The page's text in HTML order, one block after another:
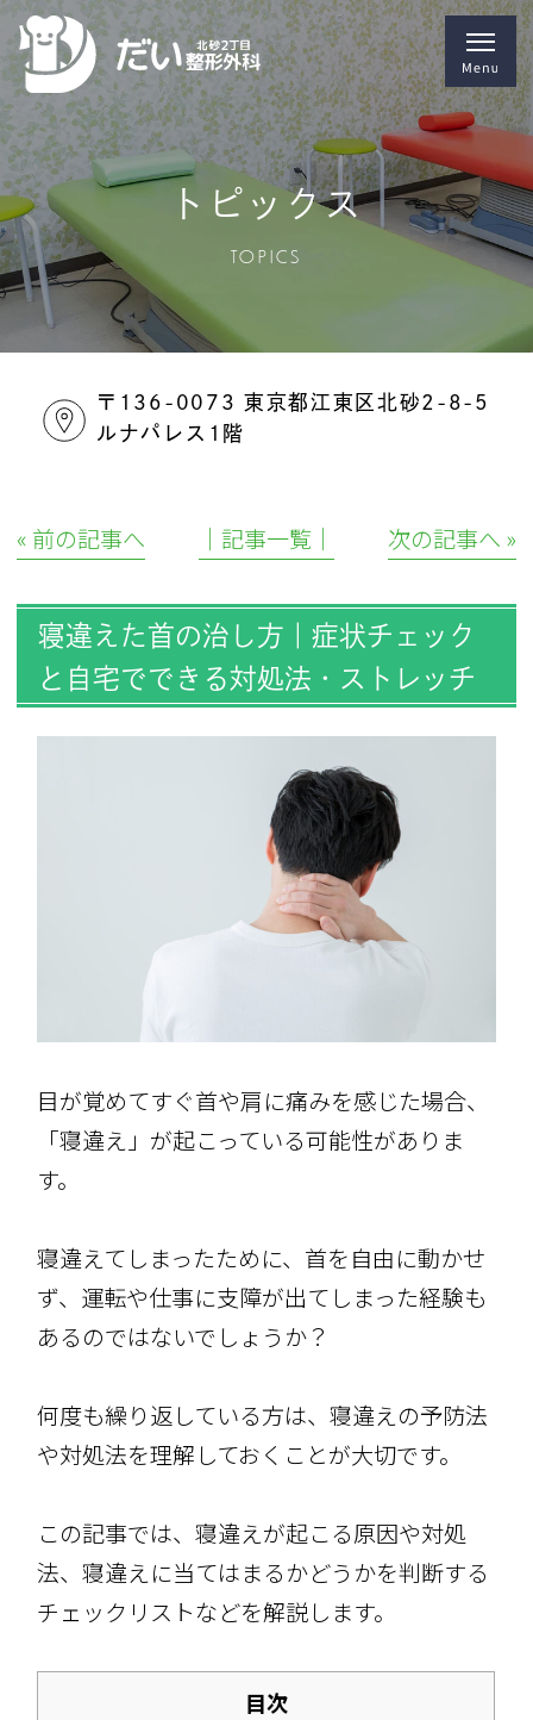
トピックス
TOPICS
〒136-0073 東京都江東区北砂2-8-5
ルナパレス1階
« 前の記事へ │記事一覧│ 次の記事へ »
寝違えた首の治し方｜症状チェック
と自宅でできる対処法・ストレッチ
目が覚めてすぐ首や肩に痛みを感じた場合、
「寝違え」が起こっている可能性がありま
す。
寝違えてしまったために、首を自由に動かせ
ず、運転や仕事に支障が出てしまった経験も
あるのではないでしょうか？
何度も繰り返している方は、寝違えの予防法
や対処法を理解しておくことが大切です。
この記事では、寝違えが起こる原因や対処
法、寝違えに当てはまるかどうかを判断する
チェックリストなどを解説します。
目次